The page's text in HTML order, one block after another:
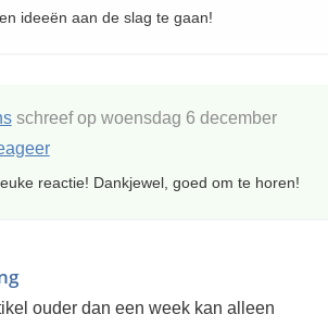
ideeën aan de slag te gaan!
schreef op woensdag 6 december
reactie! Dankjewel, goed om te horen!
ouder dan een week kan alleen